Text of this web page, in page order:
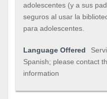
adolescentes (y a sus
seguros al usar la
para adolescentes.
Language Offered
Spanish; please contact
information